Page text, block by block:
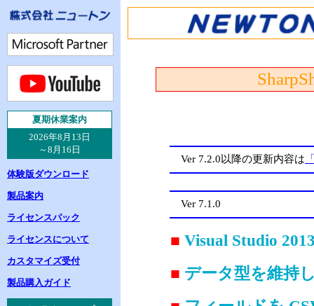
夏期休業案内
2026年8月13日
～8月16日
体験版ダウンロード
製品案内
ライセンスパック
ライセンスについて
カスタマイズ受付
製品購入ガイド
Ver 7.2.0以降の更新内容は
Ver 7.1.0
■ Visual Studio
■ データ型を維持